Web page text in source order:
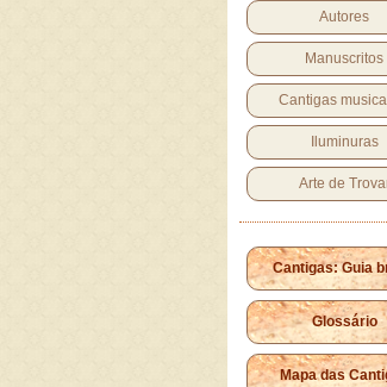
Autores
Manuscritos
Cantigas
Iluminuras
Arte de
Cantigas: Guia
Glossário
Mapa das